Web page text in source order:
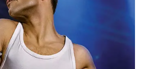
ajuda a controlar os níveis de
sangue, protegendo as artérias
de gordura prejudicial. O farelo
preferencialmente moído na
integralmente suas
essenciais.